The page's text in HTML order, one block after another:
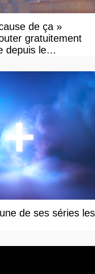
de ça »
gratuitement
depuis le
de ses séries les